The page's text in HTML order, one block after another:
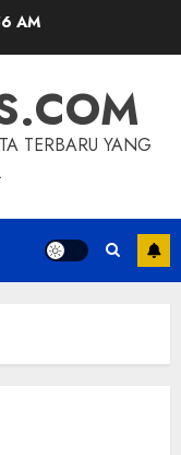
AM
TERBARU YANG